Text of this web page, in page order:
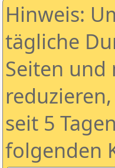
Hinweis:
tägliche
Seiten und
seit 5
folgenden